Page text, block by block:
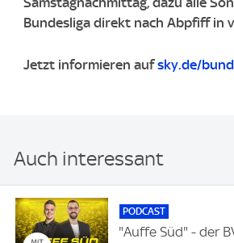
Bundesliga direkt nach Abpfiff in
Jetzt informieren aufsky.de/
Auch interessant
PODCAST
"Auffe Süd" - der